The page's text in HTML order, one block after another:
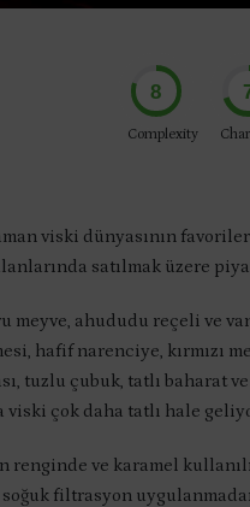
8
Complexity
viski dünyasının
satılmak üzere
meyve, ahududu reçeli ve
hafif narenciye, kırmızı
tuzlu çubuk, tatlı baharat
viski çok daha tatlı hale
renginde ve karamel
soğuk filtrasyon